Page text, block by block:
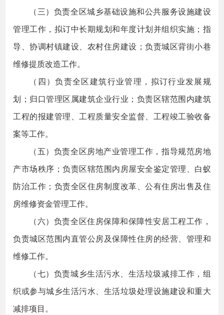
（三）负责全区城乡基础设施和公共服务设施建设
管理工作，拟订中长期规划和年度计划并组织实施；指
导、协调村镇建设、农村住房建设；负责城区背街小巷
维修提质改造工作。
（四）负责全区建筑行业管理，拟订行业发展规
划；归口管理区属建筑企业行业；负责区辖范围内建筑
工程的报建管理、工程质量安全监督、工程竣工验收备
案等工作。
（五）负责全区房地产业管理工作，指导规范房地
产市场秩序；负责区辖范围内房屋安全鉴定管理、白蚁
防治工作；负责全区住房制度改革、公有住房出售及住
房维修资金管理工作。
（六）负责全区住房保障和保障性安居工程工作，
负责城区范围内直管公房及保障性住房的经营、管理和
维修工作。
（七）负责城乡生活污水、生活垃圾减排工作，组
织或参与城乡生活污水、生活垃圾处理设施建设和重大
减排项目。